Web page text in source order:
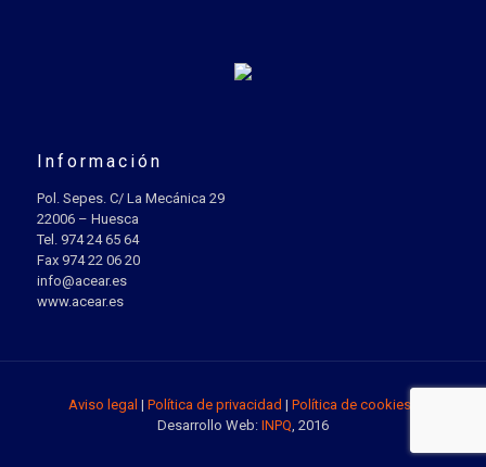
Información
Pol. Sepes. C/ La Mecánica 29
22006 – Huesca
Tel. 974 24 65 64
Fax 974 22 06 20
info@acear.es
www.acear.es
Aviso legal | Política de privacidad | Política de cookies
Desarrollo Web: INPQ, 2016